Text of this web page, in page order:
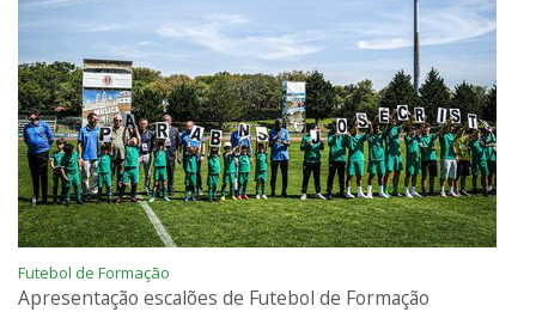
Futebol de Formação
Apresentação escalões de Futebol de Formação